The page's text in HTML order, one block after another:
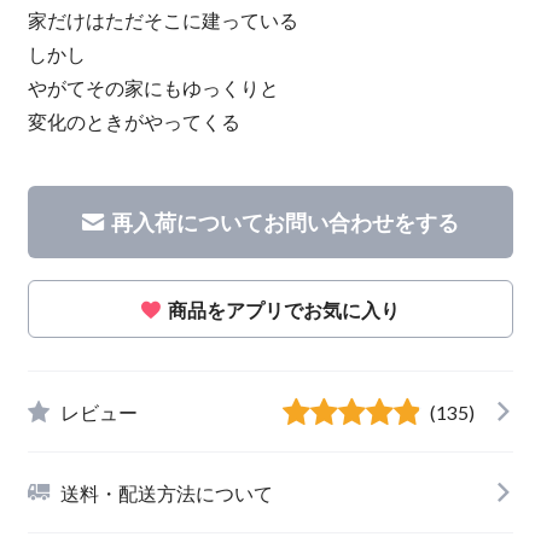
家だけはただそこに建っている
しかし
やがてその家にもゆっくりと
変化のときがやってくる
再入荷についてお問い合わせをする
商品をアプリでお気に入り
レビュー (135)
送料・配送方法について